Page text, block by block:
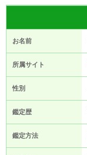
お名前
所属サイト
性別
鑑定歴
鑑定方法